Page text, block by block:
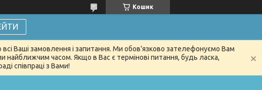
Кошик
Ваші замовлення і запитання. Ми обов'язково зателефонуємо Вам
часом. Якщо в Вас є термінові питання, будь ласка,
співпраці з Вами!